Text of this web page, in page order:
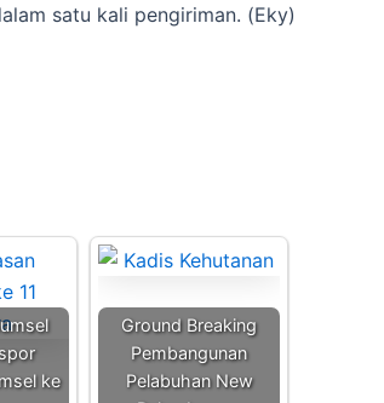
satu kali pengiriman. (Eky)
ke
Ground Breaking
Pembangunan
Pelabuhan New